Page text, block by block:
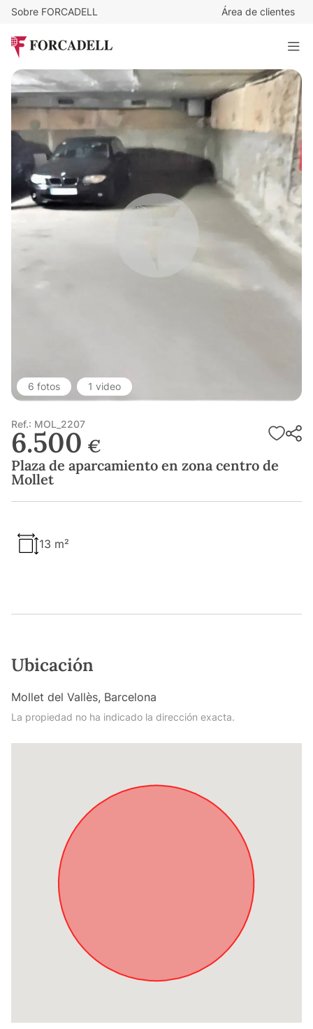
Sobre FORCADELL Área de clientes
6.500
13 m²
6 fotos 1 video
Ref.: MOL_2207
6.500 €
Plaza de aparcamiento en zona centro de
Mollet
13 m²
Ubicación
Mollet del Vallès, Barcelona
La propiedad no ha indicado la dirección exacta.